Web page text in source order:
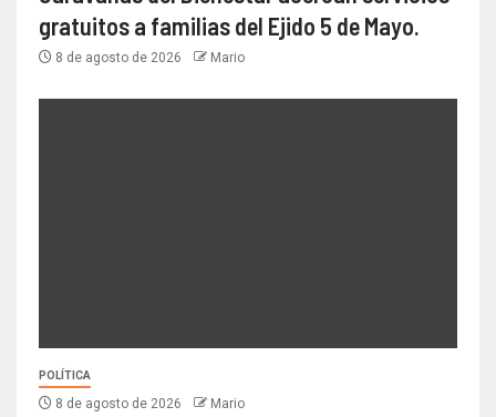
gratuitos a familias del Ejido 5 de Mayo.
8 de agosto de 2026 Mario
POLÍTICA
8 de agosto de 2026 Mario